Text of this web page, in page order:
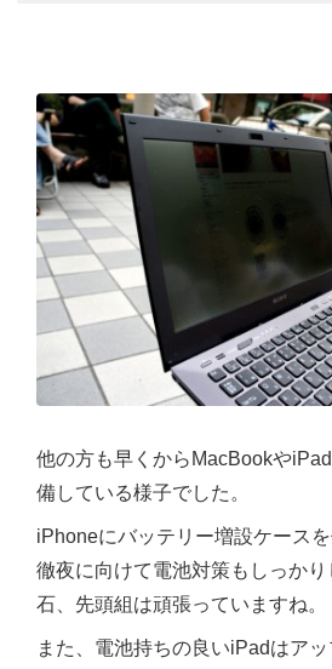
他の方も早くからMacBookや
備している様子でした。
iPhoneにバッテリー増設ケース
徹夜に向けて電池対策もしっか
石、先頭組は頑張っていますね。
また、電池持ちの良いiPadはア